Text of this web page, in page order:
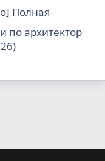
Полная
по архитектор
почта